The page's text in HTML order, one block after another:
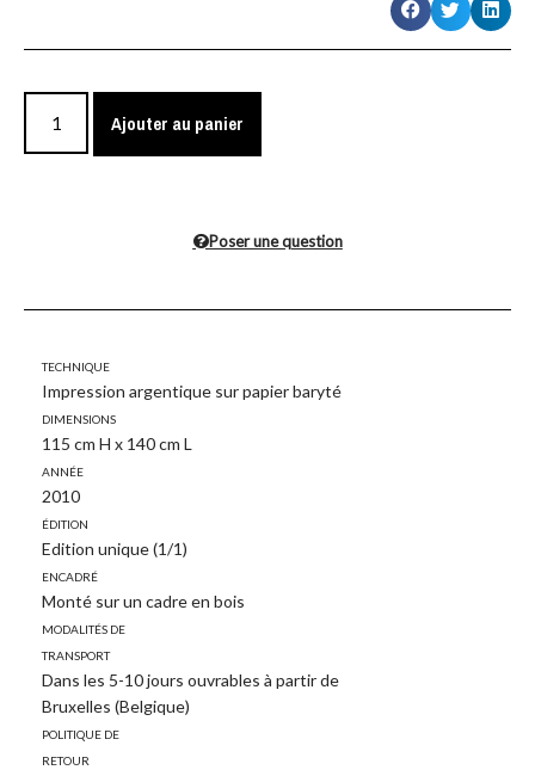
Ajouter au panier
Poser une question
Technique
Impression argentique sur papier baryté
Dimensions
115 cm H x 140 cm L
Année
2010
Édition
Edition unique (1/1)
Encadré
Monté sur un cadre en bois
Modalités de
transport
Dans les 5-10 jours ouvrables à partir de
Bruxelles (Belgique)
Politique de
retour